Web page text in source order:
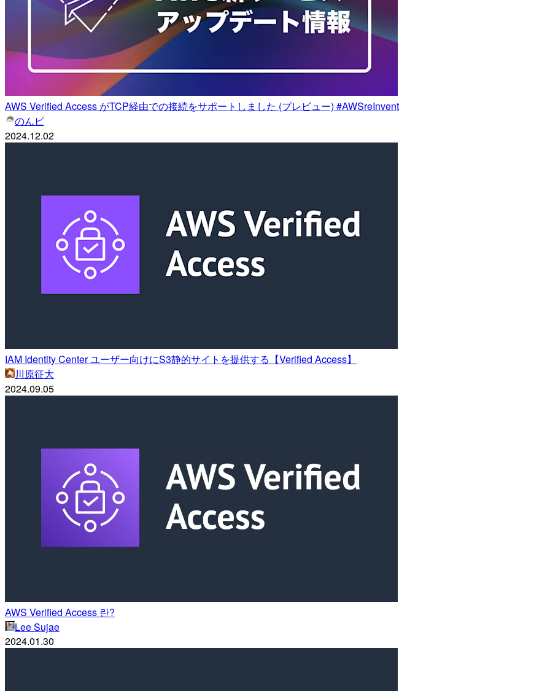
AWS Verified Access がTCP経由での接続をサポートしました (プレビュー) #AWSreInvent
のんピ
2024.12.02
IAM Identity Center ユーザー向けにS3静的サイトを提供する【Verified Access】
川原征大
2024.09.05
AWS Verified Access 란?
Lee Sujae
2024.01.30